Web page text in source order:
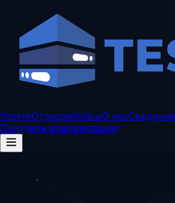
УслугиОтраслиКейсыО насСведения
Получить консультацию